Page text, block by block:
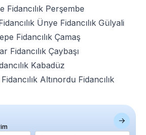
Fidancılık Perşembe
Ünye Fidancılık Gülyali
Fidancılık Çamaş
Fidancılık Çaybaşı
Kabadüz
Altınordu Fidancılık